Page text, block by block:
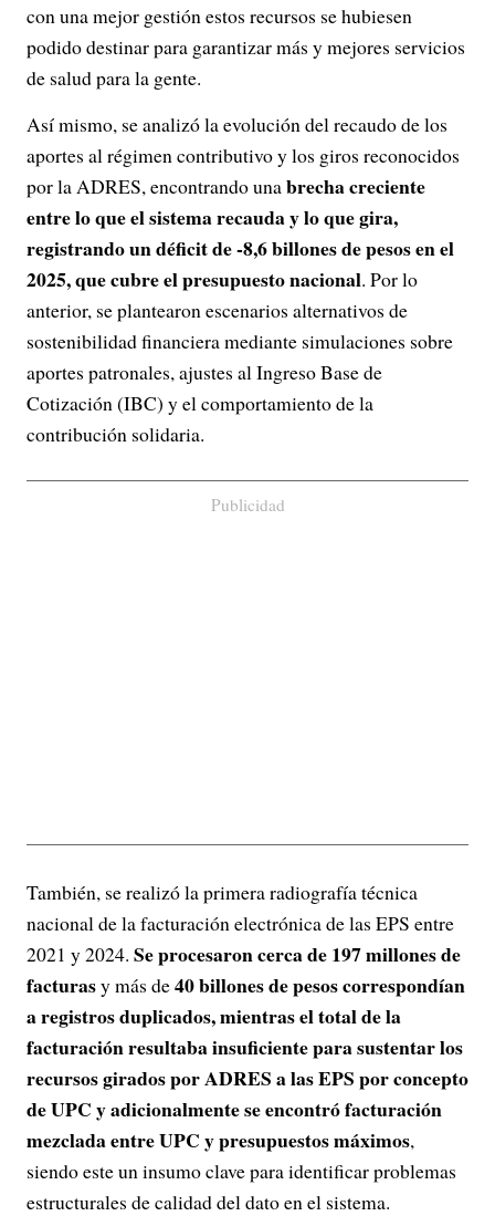
con una mejor gestión estos recursos se hubiesen
podido destinar para garantizar más y mejores servicios
de salud para la gente.
Así mismo, se analizó la evolución del recaudo de los
aportes al régimen contributivo y los giros reconocidos
por la ADRES, encontrando unabrecha creciente
entre lo que el sistema recauda y lo que gira,
registrando un déficit de -8,6 billones de pesos en el
2025, que cubre el presupuesto nacional. Por lo
anterior, se plantearon escenarios alternativos de
sostenibilidad financiera mediante simulaciones sobre
aportes patronales, ajustes al Ingreso Base de
Cotización (IBC) y el comportamiento de la
contribución solidaria.
Publicidad
También, se realizó la primera radiografía técnica
nacional de la facturación electrónica de las EPS entre
2021 y 2024. Se procesaron cerca de 197 millones de
facturasy más de40 billones de pesos correspondían
a registros duplicados, mientras el total de la
facturación resultaba insuficiente para sustentar los
recursos girados por ADRES a las EPS por concepto
de UPC y adicionalmente se encontró facturación
mezclada entre UPC y presupuestos máximos,
siendo este un insumo clave para identificar problemas
estructurales de calidad del dato en el sistema.